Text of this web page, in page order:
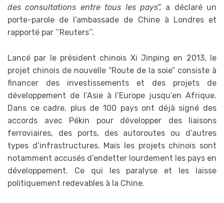
des consultations entre tous les pays”, a déclaré un
porte-parole de l’ambassade de Chine à Londres et
rapporté par ‘’Reuters’’.
Lancé par le président chinois Xi Jinping en 2013, le
projet chinois de nouvelle “Route de la soie” consiste à
financer des investissements et des projets de
développement de l’Asie à l’Europe jusqu’en Afrique.
Dans ce cadre, plus de 100 pays ont déjà signé des
accords avec Pékin pour développer des liaisons
ferroviaires, des ports, des autoroutes ou d’autres
types d’infrastructures. Mais les projets chinois sont
notamment accusés d’endetter lourdement les pays en
développement. Ce qui les paralyse et les laisse
politiquement redevables à la Chine.